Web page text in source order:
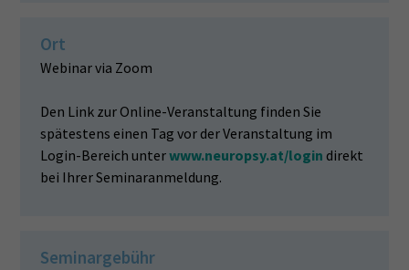
Ort
Webinar via Zoom
Den Link zur Online-Veranstaltung finden Sie
spätestens einen Tag vor der Veranstaltung im
Login-Bereich unterwww.neuropsy.at/login direkt
bei Ihrer Seminaranmeldung.
Seminargebühr